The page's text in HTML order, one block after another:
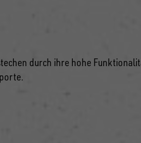
durch ihre hohe